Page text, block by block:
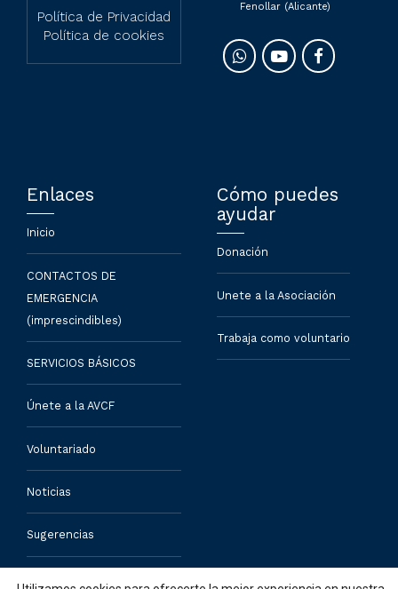
Política de Privacidad
Política de cookies
Fenollar (Alicante)
Enlaces
Inicio
CONTACTOS DE
EMERGENCIA
(imprescindibles)
SERVICIOS BÁSICOS
Únete a la AVCF
Voluntariado
Noticias
Sugerencias
Cómo puedes
ayudar
Donación
Unete a la Asociación
Trabaja como voluntario